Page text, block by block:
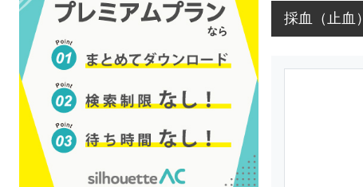
採血（止血）